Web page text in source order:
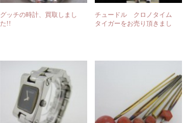
グッチの時計、買取しまし
た!!
チュードル クロノタイム
タイガーをお売り頂きまし